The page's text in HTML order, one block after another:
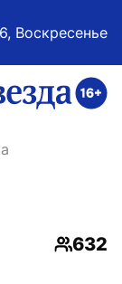
Воскресенье
632